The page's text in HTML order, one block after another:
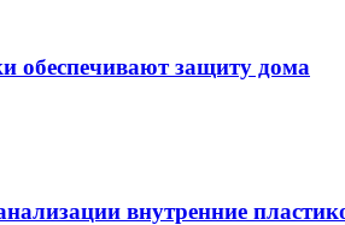
обеспечивают защиту дома
внутренние